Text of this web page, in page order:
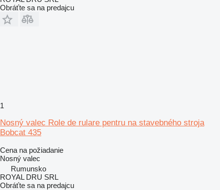
Obráťte sa na predajcu
1
Nosný valec Role de rulare pentru na stavebného stroja
Bobcat 435
Cena na požiadanie
Nosný valec
Rumunsko
ROYAL DRU SRL
Obráťte sa na predajcu